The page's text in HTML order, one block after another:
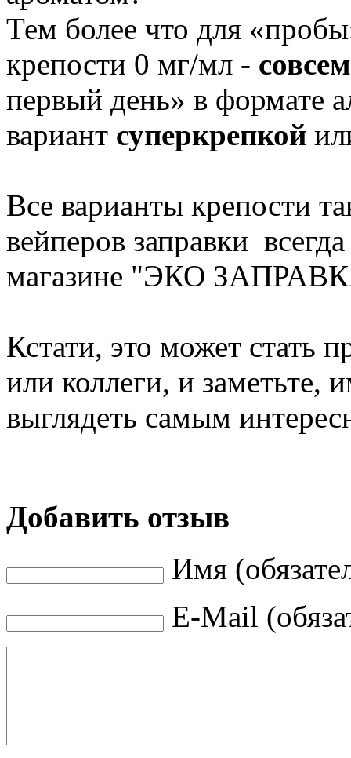
Тем более что для
крепости 0 мг/мл - совсем
первый день» в формате
вариант суперкрепкой
Все варианты крепости
вейперов заправки
магазине "ЭКО
Кстати, это может стать
или коллеги, и заметьте,
выглядеть самым
Добавить отзыв
Имя
E-Mail